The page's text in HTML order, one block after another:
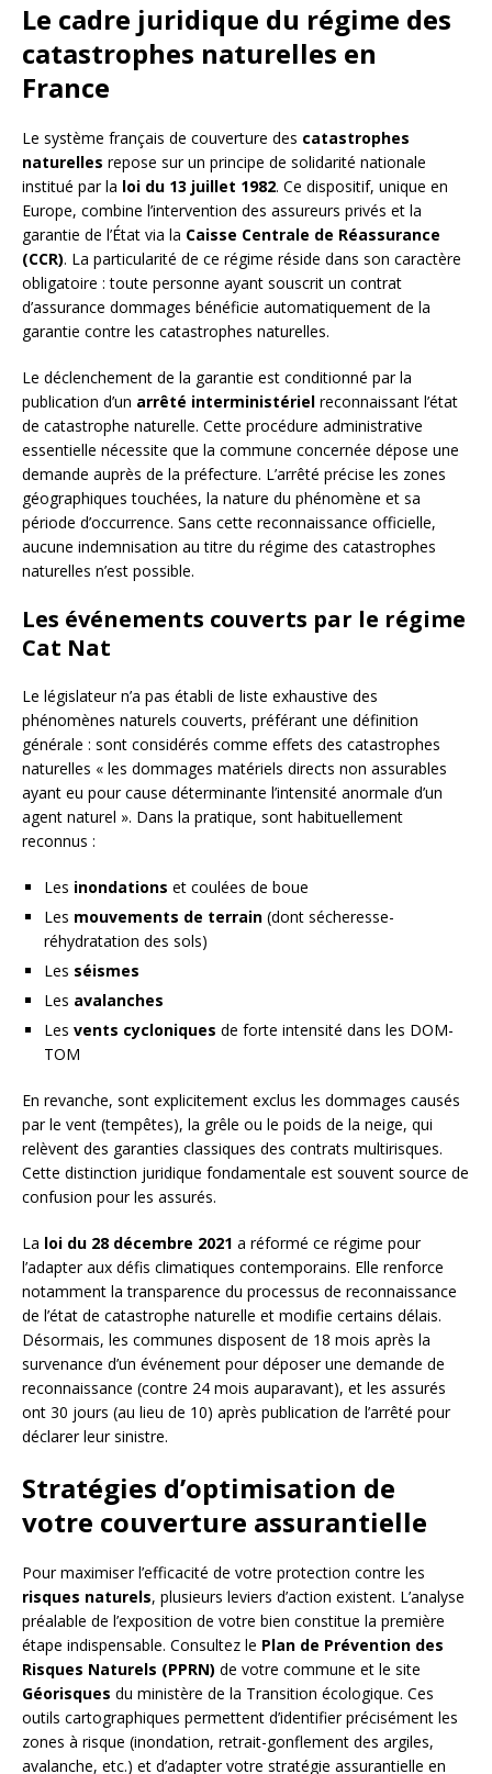
Le cadre juridique du régime des
catastrophes naturelles en
France
Le système français de couverture des catastrophes
naturelles repose sur un principe de solidarité nationale
institué par la loi du 13 juillet 1982. Ce dispositif, unique en
Europe, combine l’intervention des assureurs privés et la
garantie de l’État via la Caisse Centrale de Réassurance
(CCR). La particularité de ce régime réside dans son caractère
obligatoire : toute personne ayant souscrit un contrat
d’assurance dommages bénéficie automatiquement de la
garantie contre les catastrophes naturelles.
Le déclenchement de la garantie est conditionné par la
publication d’un arrêté interministériel reconnaissant l’état
de catastrophe naturelle. Cette procédure administrative
essentielle nécessite que la commune concernée dépose une
demande auprès de la préfecture. L’arrêté précise les zones
géographiques touchées, la nature du phénomène et sa
période d’occurrence. Sans cette reconnaissance officielle,
aucune indemnisation au titre du régime des catastrophes
naturelles n’est possible.
Les événements couverts par le régime
Cat Nat
Le législateur n’a pas établi de liste exhaustive des
phénomènes naturels couverts, préférant une définition
générale : sont considérés comme effets des catastrophes
naturelles « les dommages matériels directs non assurables
ayant eu pour cause déterminante l’intensité anormale d’un
agent naturel ». Dans la pratique, sont habituellement
reconnus :
Les inondations et coulées de boue
Les mouvements de terrain (dont sécheresse-
réhydratation des sols)
Les séismes
Les avalanches
Les vents cycloniques de forte intensité dans les DOM-
TOM
En revanche, sont explicitement exclus les dommages causés
par le vent (tempêtes), la grêle ou le poids de la neige, qui
relèvent des garanties classiques des contrats multirisques.
Cette distinction juridique fondamentale est souvent source de
confusion pour les assurés.
La loi du 28 décembre 2021 a réformé ce régime pour
l’adapter aux défis climatiques contemporains. Elle renforce
notamment la transparence du processus de reconnaissance
de l’état de catastrophe naturelle et modifie certains délais.
Désormais, les communes disposent de 18 mois après la
survenance d’un événement pour déposer une demande de
reconnaissance (contre 24 mois auparavant), et les assurés
ont 30 jours (au lieu de 10) après publication de l’arrêté pour
déclarer leur sinistre.
Stratégies d’optimisation de
votre couverture assurantielle
Pour maximiser l’efficacité de votre protection contre les
risques naturels, plusieurs leviers d’action existent. L’analyse
préalable de l’exposition de votre bien constitue la première
étape indispensable. Consultez le Plan de Prévention des
Risques Naturels (PPRN) de votre commune et le site
Géorisques du ministère de la Transition écologique. Ces
outils cartographiques permettent d’identifier précisément les
zones à risque (inondation, retrait-gonflement des argiles,
avalanche, etc.) et d’adapter votre stratégie assurantielle en